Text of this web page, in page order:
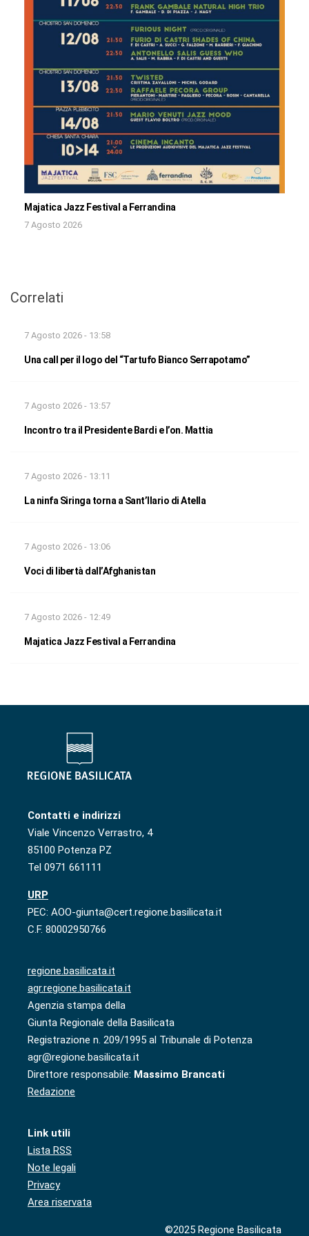
Majatica Jazz Festival a Ferrandina
7 Agosto 2026
Correlati
7 Agosto 2026 - 13:58
Una call per il logo del “Tartufo Bianco Serrapotamo”
7 Agosto 2026 - 13:57
Incontro tra il Presidente Bardi e l’on. Mattia
7 Agosto 2026 - 13:11
La ninfa Siringa torna a Sant’Ilario di Atella
7 Agosto 2026 - 13:06
Voci di libertà dall’Afghanistan
7 Agosto 2026 - 12:49
Majatica Jazz Festival a Ferrandina
Contatti e indirizzi
Viale Vincenzo Verrastro, 4
85100 Potenza PZ
Tel 0971 661111
URP
PEC: AOO-giunta@cert.regione.basilicata.it
C.F. 80002950766
regione.basilicata.it
agr.regione.basilicata.it
Agenzia stampa della
Giunta Regionale della Basilicata
Registrazione n. 209/1995 al Tribunale di Potenza
agr@regione.basilicata.it
Direttore responsabile: Massimo Brancati
Redazione
Link utili
Lista RSS
Note legali
Privacy
Area riservata
©2025 Regione Basilicata